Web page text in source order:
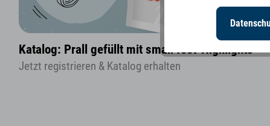
Katalog: Prall gefüllt mit small foot-Highlights
Jetzt registrieren & Katalog erhalten